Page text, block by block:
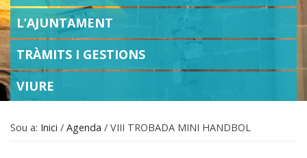
L’AJUNTAMENT
TRÀMITS I GESTIONS
VIURE
Sou a: Inici / Agenda / VIII TROBADA MINI HANDBOL